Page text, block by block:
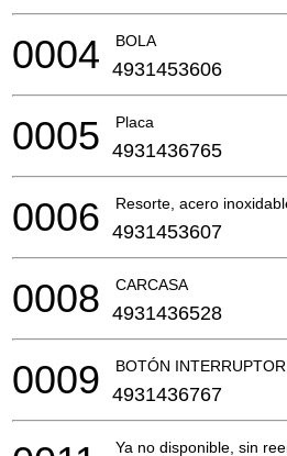
BOLA
0004 4931453606
Placa
0005 4931436765
Resorte, acero
0006 4931453607
CARCASA
0008 4931436528
BOTÓN INTERRUPTOR
0009 4931436767
Ya no disponible, sin